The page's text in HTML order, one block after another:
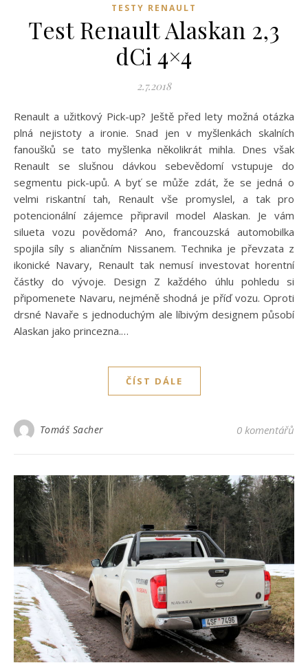
TESTY RENAULT
Test Renault Alaskan 2,3
dCi 4×4
2.7.2018
Renault a užitkový Pick-up? Ještě před lety možná otázka
plná nejistoty a ironie. Snad jen v myšlenkách skalních
fanoušků se tato myšlenka několikrát mihla. Dnes však
Renault se slušnou dávkou sebevědomí vstupuje do
segmentu pick-upů. A byť se může zdát, že se jedná o
velmi riskantní tah, Renault vše promyslel, a tak pro
potencionální zájemce připravil model Alaskan. Je vám
silueta vozu povědomá? Ano, francouzská automobilka
spojila síly s aliančním Nissanem. Technika je převzata z
ikonické Navary, Renault tak nemusí investovat horentní
částky do vývoje. Design Z každého úhlu pohledu si
připomenete Navaru, nejméně shodná je příď vozu. Oproti
drsné Navaře s jednoduchým ale líbivým designem působí
Alaskan jako princezna.…
ČÍST DÁLE
Tomáš Sacher 0 komentářů